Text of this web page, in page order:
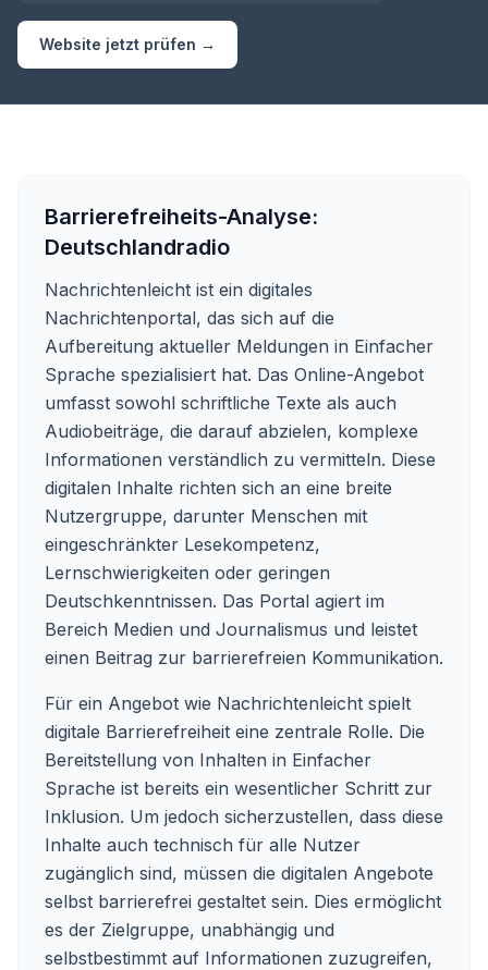
Website jetzt prüfen →
Barrierefreiheits-Analyse:
Deutschlandradio
Nachrichtenleicht ist ein digitales
Nachrichtenportal, das sich auf die
Aufbereitung aktueller Meldungen in Einfacher
Sprache spezialisiert hat. Das Online-Angebot
umfasst sowohl schriftliche Texte als auch
Audiobeiträge, die darauf abzielen, komplexe
Informationen verständlich zu vermitteln. Diese
digitalen Inhalte richten sich an eine breite
Nutzergruppe, darunter Menschen mit
eingeschränkter Lesekompetenz,
Lernschwierigkeiten oder geringen
Deutschkenntnissen. Das Portal agiert im
Bereich Medien und Journalismus und leistet
einen Beitrag zur barrierefreien Kommunikation.
Für ein Angebot wie Nachrichtenleicht spielt
digitale Barrierefreiheit eine zentrale Rolle. Die
Bereitstellung von Inhalten in Einfacher
Sprache ist bereits ein wesentlicher Schritt zur
Inklusion. Um jedoch sicherzustellen, dass diese
Inhalte auch technisch für alle Nutzer
zugänglich sind, müssen die digitalen Angebote
selbst barrierefrei gestaltet sein. Dies ermöglicht
es der Zielgruppe, unabhängig und
selbstbestimmt auf Informationen zuzugreifen,